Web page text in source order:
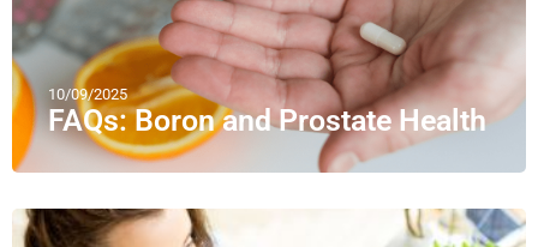
10/09/2025
FAQs: Boron and Prostate Health